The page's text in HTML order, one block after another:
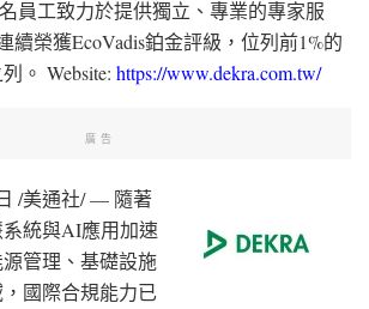
員工致力於提供獨立、專業的專家服
續榮獲EcoVadis鉑金評級，位列前1%的
。 Website: https://www.dekra.com.tw/
廣告
/美通社/ — 隨著
統與AI應用加速
管理、基礎設施
國際合規能力已